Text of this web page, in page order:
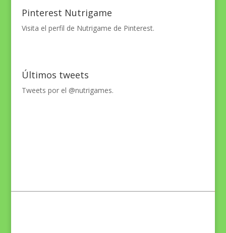
Pinterest Nutrigame
Visita el perfil de Nutrigame de Pinterest.
Últimos tweets
Tweets por el @nutrigames.